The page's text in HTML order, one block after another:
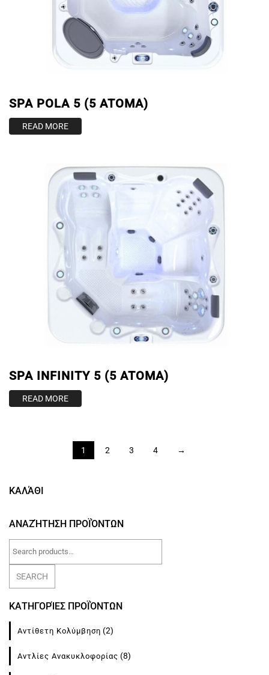
SPA POLA 5 (5 ATOMA)
READ MORE
SPA INFINITY 5 (5 ATOMA)
READ MORE
1 2 3 4 →
ΚΑΛΆΘΙ
ΑΝΑΖΉΤΗΣΗ ΠΡΟΪΌΝΤΩΝ
SEARCH
ΚΑΤΗΓΟΡΊΕΣ ΠΡΟΪΌΝΤΩΝ
Αντίθετη Κολύμβηση (2)
Αντλίες Ανακυκλοφορίας (8)